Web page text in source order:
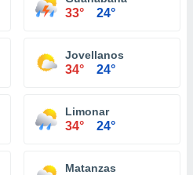
33° 24°
Jovellanos
34° 24°
Limonar
34° 24°
Matanzas